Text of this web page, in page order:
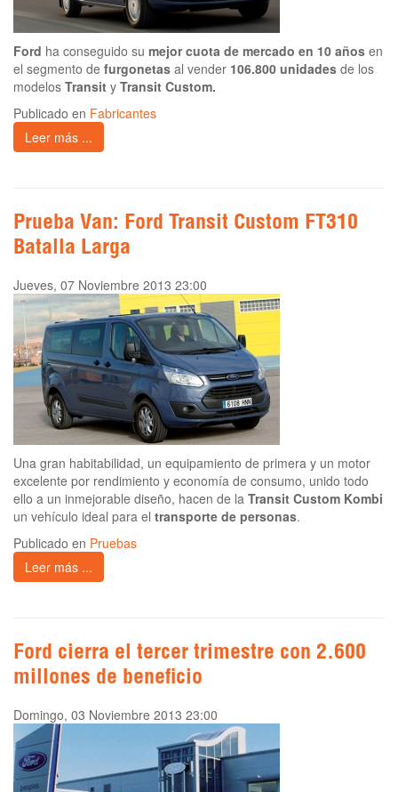
Ford ha conseguido su mejor cuota de mercado en 10 años en
el segmento de furgonetas al vender 106.800 unidades de los
modelos Transit y Transit Custom.
Publicado en Fabricantes
Leer más ...
Prueba Van: Ford Transit Custom FT310
Batalla Larga
Jueves, 07 Noviembre 2013 23:00
Una gran habitabilidad, un equipamiento de primera y un motor
excelente por rendimiento y economía de consumo, unido todo
ello a un inmejorable diseño, hacen de la Transit Custom Kombi
un vehículo ideal para el transporte de personas.
Publicado en Pruebas
Leer más ...
Ford cierra el tercer trimestre con 2.600
millones de beneficio
Domingo, 03 Noviembre 2013 23:00